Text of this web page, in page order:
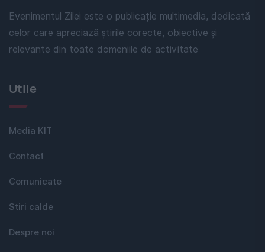
Evenimentul Zilei este o publicație multimedia, dedicată
celor care apreciază știrile corecte, obiective și
relevante din toate domeniile de activitate
Utile
Media KIT
Contact
Comunicate
Stiri calde
Despre noi